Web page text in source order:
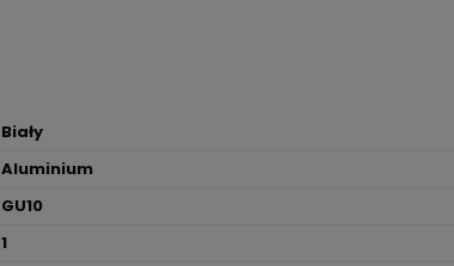
Biały
Aluminium
GU10
1